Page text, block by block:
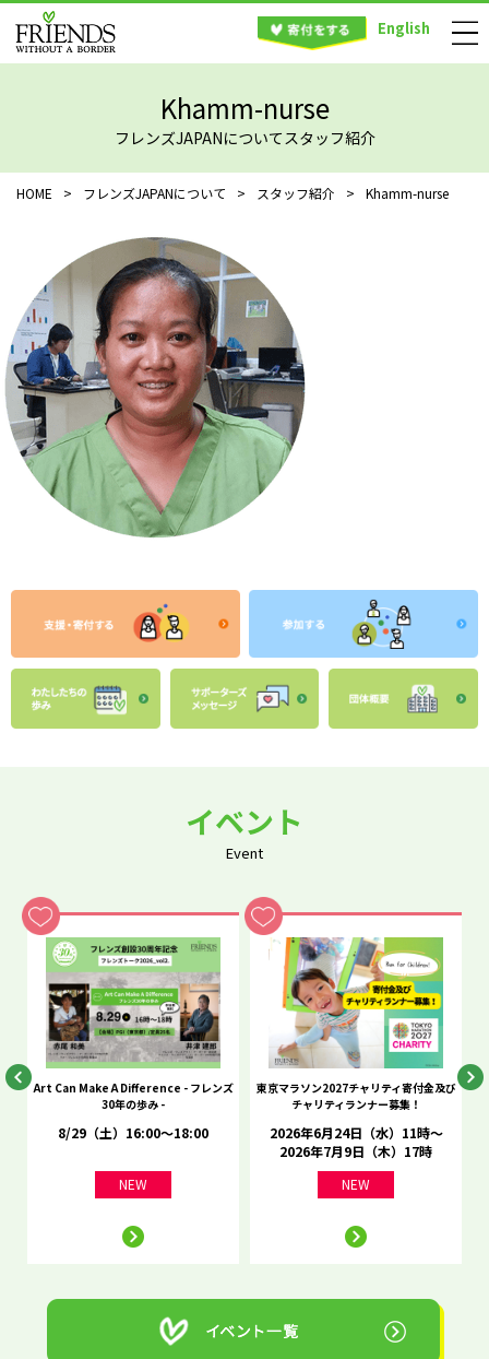
English
Khamm-nurse
フレンズJAPANについてスタッフ紹介
HOME > フレンズJAPANについて > スタッフ紹介 > Khamm-nurse
イベント
Event
Art Can Make A Difference - フレンズ
30年の歩み -
8/29（土）16:00～18:00
NEW
東京マラソン2027チャリティ寄付金及び
チャリティランナー募集！
2026年6月24日（水）11時～
2026年7月9日（木）17時
NEW